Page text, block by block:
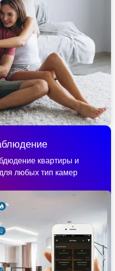
квартиры и
любых тип камер